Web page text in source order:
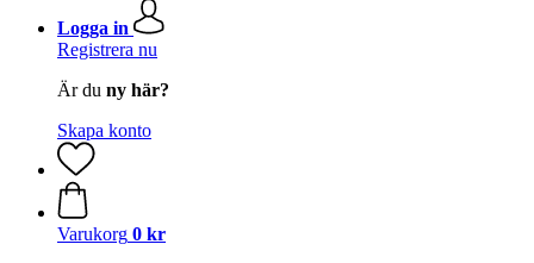
Logga in
Registrera nu
Är du ny här?
Skapa konto
Varukorg 0 kr